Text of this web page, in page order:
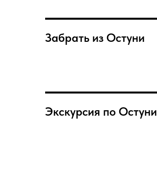
Забрать из Остуни
Экскурсия по Остуни